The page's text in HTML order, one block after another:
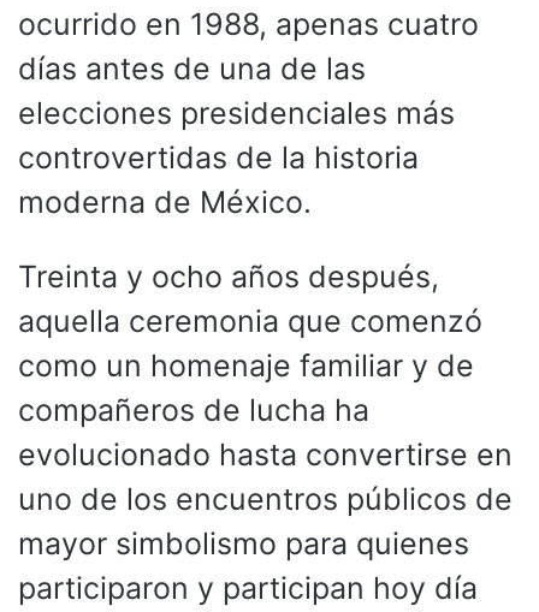
ocurrido en 1988, apenas cuatro
días antes de una de las
elecciones presidenciales más
controvertidas de la historia
moderna de México.
Treinta y ocho años después,
aquella ceremonia que comenzó
como un homenaje familiar y de
compañeros de lucha ha
evolucionado hasta convertirse en
uno de los encuentros públicos de
mayor simbolismo para quienes
participaron y participan hoy día